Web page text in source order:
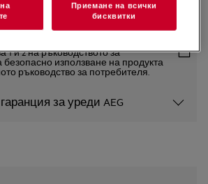
безопасност и предупрежденията за
1 и 2 на ръководството за
безопасно използване на продукта
ръководство за потребителя.
за уреди AEG
Приемане на всички
бисквитки